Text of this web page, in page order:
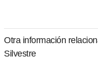
Otra información
Silvestre